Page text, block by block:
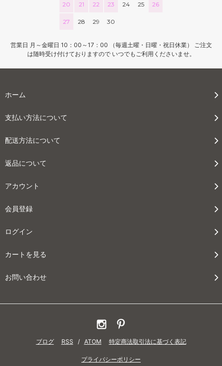
20 21 22 23 24 25 26
27 28 29 30
営業日 月～金曜日 10：00～17：00 （毎週土曜・日曜・祝日休業） ご注文
は随時受け付けておりますので いつでもご利用くださいませ。
ホーム
支払い方法について
配送方法について
返品について
アカウント
会員登録
ログイン
カートを見る
お問い合わせ
ブログ RSS / ATOM 特定商法取引法に基づく表記
プライバシーポリシー